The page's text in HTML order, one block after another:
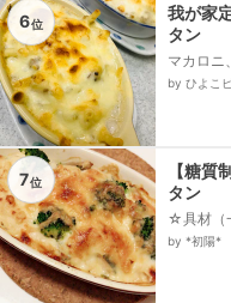
6位
我が家
タン
マカロニ
ー)、小
by ひよこ
7位
【糖質
タン
☆具材（
れん草、
☆トッピ
by *初陽*